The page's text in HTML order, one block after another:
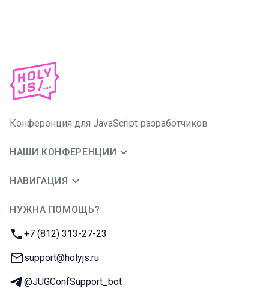
Конференция для JavaScript‑разработчиков
НАШИ КОНФЕРЕНЦИИ
НАВИГАЦИЯ
НУЖНА ПОМОЩЬ?
Телефон:
+7 (812) 313-27-23
E-mail:
support@holyjs.ru
Телеграм:
@JUGConfSupport_bot